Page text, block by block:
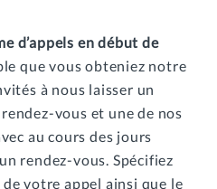
d’appels en début de
que vous obteniez notre
à nous laisser un
vous et une de nos
au cours des jours
rendez-vous. Spécifiez
votre appel ainsi que le